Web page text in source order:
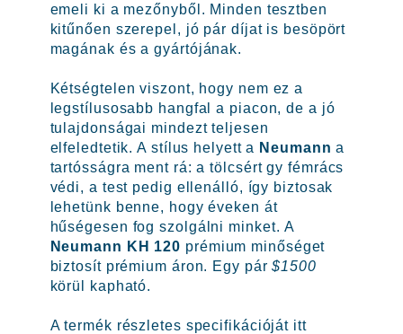
emeli ki a mezőnyből. Minden tesztben
kitűnően szerepel, jó pár díjat is besöpört
magának és a gyártójának.
Kétségtelen viszont, hogy nem ez a
legstílusosabb hangfal a piacon, de a jó
tulajdonságai mindezt teljesen
elfeledtetik. A stílus helyett a Neumann a
tartósságra ment rá: a tölcsért gy fémrács
védi, a test pedig ellenálló, így biztosak
lehetünk benne, hogy éveken át
hűségesen fog szolgálni minket. A
Neumann KH 120 prémium minőséget
biztosít prémium áron. Egy pár$1500
körül kapható.
A termék részletes specifikációját itt